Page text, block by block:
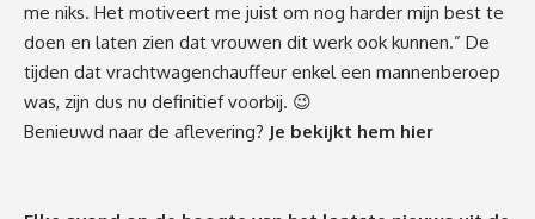
me niks. Het motiveert me juist om nog harder mijn best te
doen en laten zien dat vrouwen dit werk ook kunnen.” De
tijden dat vrachtwagenchauffeur enkel een mannenberoep
was, zijn dus nu definitief voorbij. 😉
Benieuwd naar de aflevering? Je bekijkt hem hier